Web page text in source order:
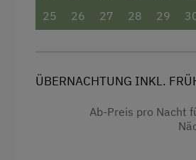
25
26
27
28
29
ÜBERNACHTUNG INKL.
Ab-Preis pro Nacht